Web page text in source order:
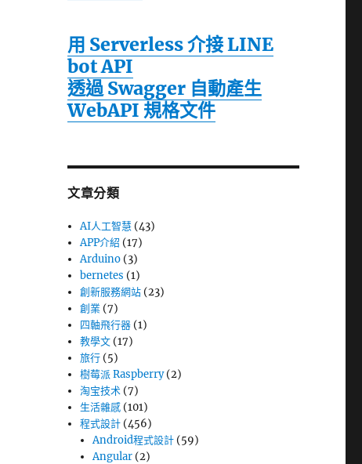
用 Serverless 介接 LINE
bot API
透過 Swagger 自動產生
WebAPI 規格文件
文章分類
AI人工智慧 (43)
APP介紹 (17)
Arduino (3)
bernetes (1)
創新服務網站 (23)
創業 (7)
四軸飛行器 (1)
教學文 (17)
旅行 (5)
樹莓派 Raspberry(2)
淘宝技术 (7)
生活雜感 (101)
程式設計 (456)
Android程式設計 (59)
Angular (2)